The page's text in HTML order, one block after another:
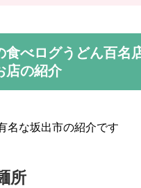
食べログうどん百名
店の紹介
名な坂出市の紹介です
所